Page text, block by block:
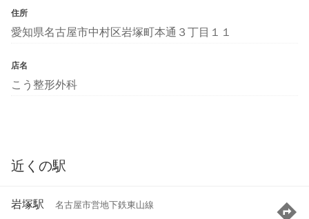
住所
愛知県名古屋市中村区岩塚町本通３丁目１１
店名
こう整形外科
近くの駅
岩塚駅 名古屋市営地下鉄東山線